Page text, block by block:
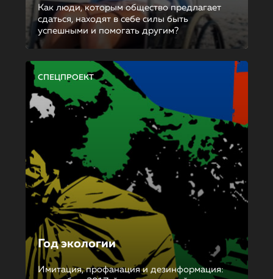
Как люди, которым общество предлагает
сдаться, находят в себе силы быть
успешными и помогать другим?
СПЕЦПРОЕКТ
Год экологии
Имитация, профанация и дезинформация: